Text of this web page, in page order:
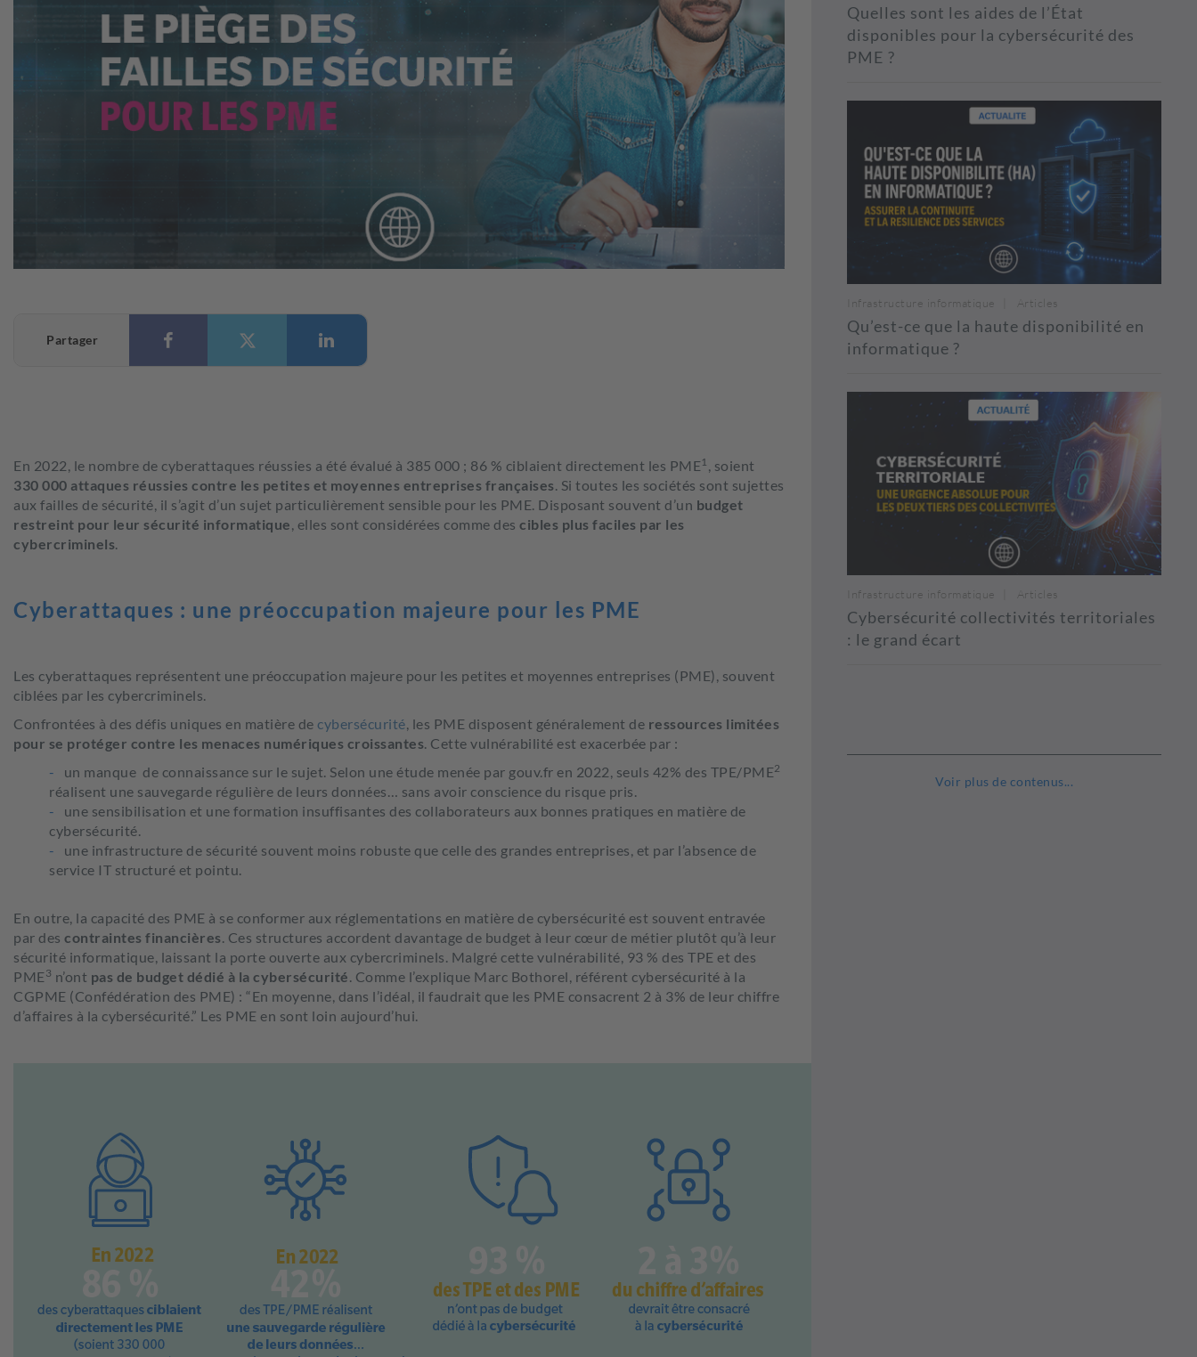
Partager
En 2022, le nombre de cyberattaques réussies a été évalué à 385 000 ; 86 % ciblaient directement les PME1 , soient
330 000 attaques réussies contre les petites et moyennes entreprises françaises. Si toutes les sociétés sont sujettes
aux failles de sécurité, il s’agit d’un sujet particulièrement sensible pour les PME. Disposant souvent d’un budget
restreint pour leur sécurité informatique, elles sont considérées comme des cibles plus faciles par les
cybercriminels.
Cyberattaques : une préoccupation majeure pour les PME
Les cyberattaques représentent une préoccupation majeure pour les petites et moyennes entreprises (PME), souvent
ciblées par les cybercriminels.
Confrontées à des défis uniques en matière de cybersécurité, les PME disposent généralement de ressources limitées
pour se protéger contre les menaces numériques croissantes. Cette vulnérabilité est exacerbée par :
un manque de connaissance sur le sujet. Selon une étude menée par gouv.fr en 2022, seuls 42% des TPE/PME2
réalisent une sauvegarde régulière de leurs données… sans avoir conscience du risque pris.
une sensibilisation et une formation insuffisantes des collaborateurs aux bonnes pratiques en matière de
cybersécurité.
une infrastructure de sécurité souvent moins robuste que celle des grandes entreprises, et par l’absence de
service IT structuré et pointu.
En outre, la capacité des PME à se conformer aux réglementations en matière de cybersécurité est souvent entravée
par des contraintes financières. Ces structures accordent davantage de budget à leur cœur de métier plutôt qu’à leur
sécurité informatique, laissant la porte ouverte aux cybercriminels. Malgré cette vulnérabilité, 93 % des TPE et des
PME3 n’ont pas de budget dédié à la cybersécurité. Comme l’explique Marc Bothorel, référent cybersécurité à la
CGPME (Confédération des PME) : “En moyenne, dans l’idéal, il faudrait que les PME consacrent 2 à 3% de leur chiffre
d’affaires à la cybersécurité.” Les PME en sont loin aujourd’hui.
Quelles sont les aides de l’État
disponibles pour la cybersécurité des
PME ?
Infrastructure informatique Articles
Qu’est-ce que la haute disponibilité en
informatique ?
Infrastructure informatique Articles
Cybersécurité collectivités territoriales
: le grand écart
Voir plus de contenus...